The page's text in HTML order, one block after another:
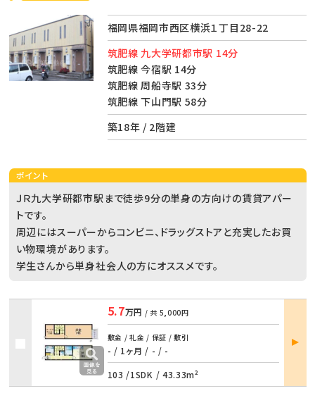
福岡県福岡市西区横浜１丁目28-22
筑肥線 九大学研都市駅 14分
筑肥線 今宿駅 14分
筑肥線 周船寺駅 33分
筑肥線 下山門駅 58分
築18年 / 2階建
ポイント
ＪＲ九大学研都市駅まで徒歩9分の単身の方向けの賃貸アパー
トです。
周辺にはスーパーからコンビニ、ドラッグストアと充実したお買
い物環境があります。
学生さんから単身社会人の方にオススメです。
5.7万円 / 共 5,000円
敷金 / 礼金 / 保証 / 敷引
- / 1ヶ月 / - / -
103 /1SDK / 43.33m²
部屋
詳細